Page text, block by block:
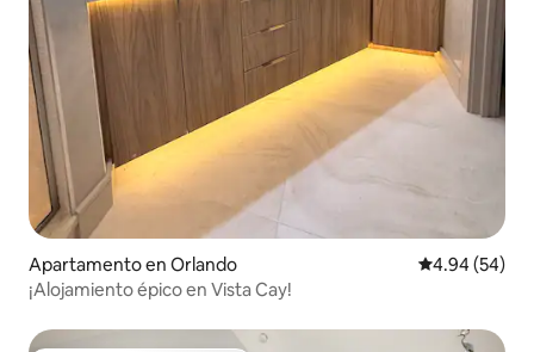
Apartamento en Orlando Calificación
4.94 (54)
¡Alojamiento épico en Vista Cay!